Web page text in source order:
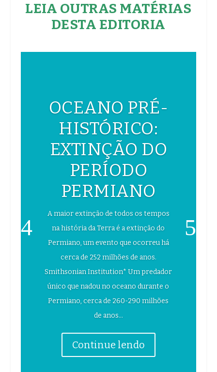
LEIA OUTRAS MATÉRIAS
DESTA EDITORIA
OCEANO PRÉ-
HISTÓRICO:
EXTINÇÃO DO
PERÍODO
PERMIANO
A maior extinção de todos os tempos
na história da Terra é a extinção do
Permiano, um evento que ocorreu há
cerca de 252 milhões de anos.
Smithsonian Institution* Um predador
único que nadou no oceano durante o
Permiano, cerca de 260-290 milhões
de anos...
Continue lendo